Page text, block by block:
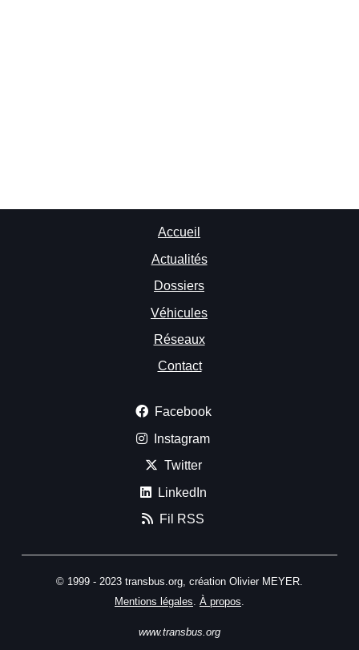
Accueil
Actualités
Dossiers
Véhicules
Réseaux
Contact
Facebook
Instagram
Twitter
LinkedIn
Fil RSS
© 1999 - 2023 transbus.org, création Olivier MEYER.
Mentions légales. À propos.
www.transbus.org